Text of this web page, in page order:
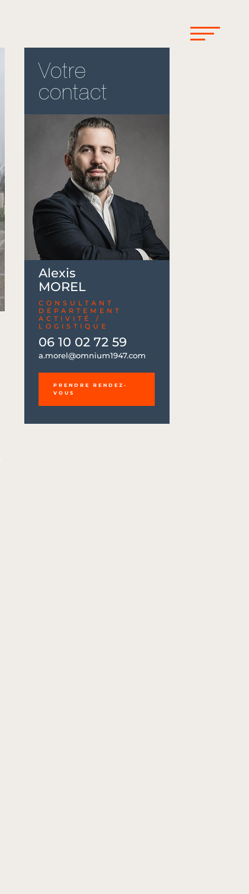
Votre
contact
Alexis
MOREL
CONSULTANT
DÉPARTEMENT
ACTIVITÉ /
LOGISTIQUE
06 10 02 72 59
a.morel@omnium1947.com
06 10 02 72 59
a.morel@omnium1947.com
PRENDRE RENDEZ-
VOUS